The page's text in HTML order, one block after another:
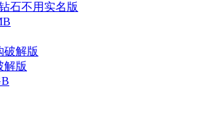
石不用实名版
解版